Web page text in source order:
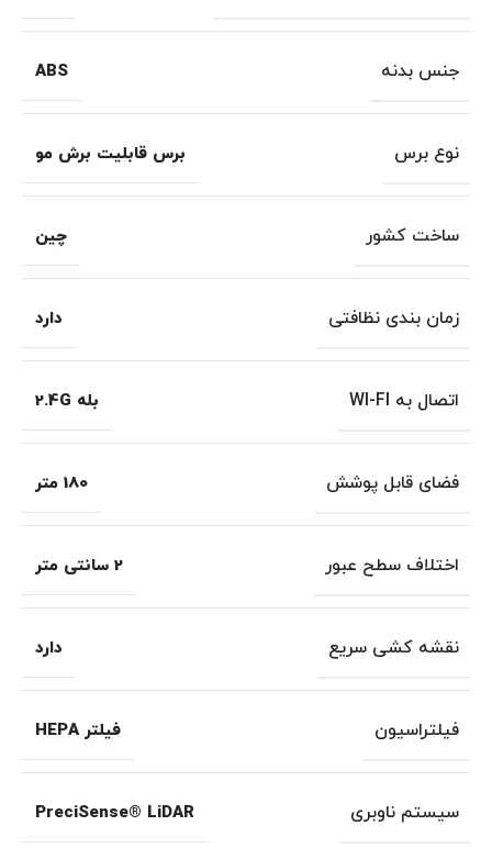
جنس بدنه ABS
نوع برس برس قابلیت برش مو
ساخت کشور چین
زمان بندی نظافتی دارد
اتصال به WI-FI بله 2.4G
فضای قابل پوشش 180 متر
اختلاف سطح عبور 2 سانتی متر
نقشه کشی سریع دارد
فیلتراسیون فیلتر HEPA
سیستم ناوبری PreciSense® LiDAR